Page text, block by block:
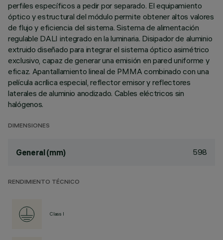
perfiles específicos a pedir por separado. El equipamiento
óptico y estructural del módulo permite obtener altos valores
de flujo y eficiencia del sistema. Sistema de alimentación
regulable DALI integrado en la luminaria. Disipador de aluminio
extruido diseñado para integrar el sistema óptico asimétrico
exclusivo, capaz de generar una emisión en pared uniforme y
eficaz. Apantallamiento lineal de PMMA combinado con una
película acrílica especial, reflector emisor y reflectores
laterales de aluminio anodizado. Cables eléctricos sin
halógenos.
DIMENSIONES
General (mm) 598
RENDIMIENTO TÉCNICO
Class I